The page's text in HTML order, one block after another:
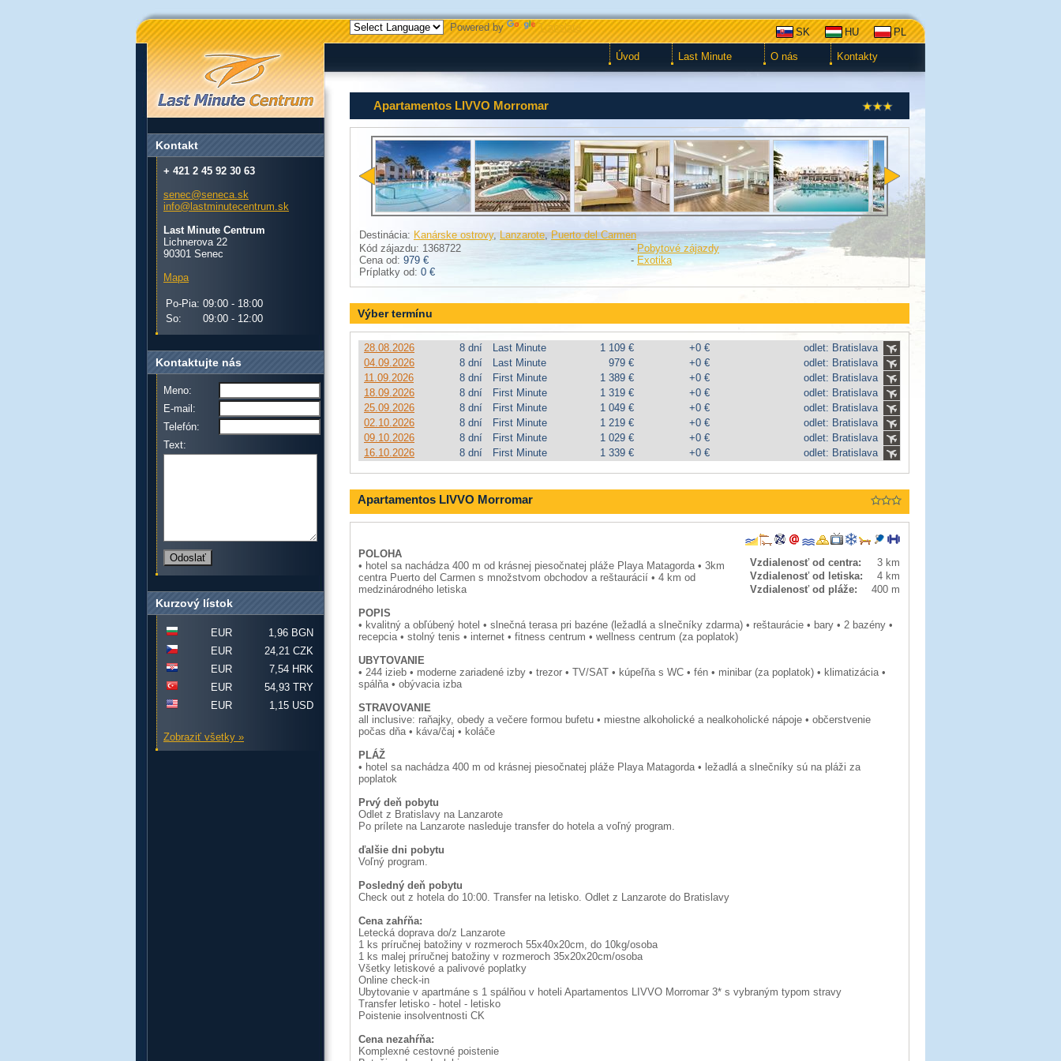
Powered by Translate SK HU PL
Úvod Last Minute O nás Kontakty
Apartamentos LIVVO Morromar
Destinácia: Kanárske ostrovy, Lanzarote,Puerto del Carmen
Kód zájazdu: 1368722
Cena od: 979 €
Príplatky od: 0 €
- Pobytové zájazdy
- Exotika
Výber termínu
28.08.2026 8 dní Last Minute 1 109 € +0 €
odlet: Bratislava
04.09.2026
8 dní Last Minute 979 € +0 €
odlet: Bratislava
11.09.2026
8 dní First Minute 1 389 € +0 €
odlet: Bratislava
18.09.2026
8 dní First Minute 1 319 € +0 €
odlet: Bratislava
25.09.2026
8 dní First Minute 1 049 € +0 €
odlet: Bratislava
02.10.2026
8 dní First Minute 1 219 € +0 €
odlet: Bratislava
09.10.2026
8 dní First Minute 1 029 € +0 €
odlet: Bratislava
16.10.2026
8 dní First Minute 1 339 € +0 € odlet: Bratislava
Apartamentos LIVVO Morromar
Vzdialenosť od centra:
3 km
Vzdialenosť od letiska:
4 km
Vzdialenosť od pláže:
400 m
POLOHA
• hotel sa nachádza 400 m od krásnej piesočnatej pláže Playa Matagorda • 3km
centra Puerto del Carmen s množstvom obchodov a reštaurácií • 4 km od
medzinárodného letiska
POPIS
• kvalitný a obľúbený hotel • slnečná terasa pri bazéne (ležadlá a slnečníky zdarma) • reštaurácie • bary • 2 bazény •
recepcia • stolný tenis • internet • fitness centrum • wellness centrum (za poplatok)
UBYTOVANIE
• 244 izieb • moderne zariadené izby • trezor • TV/SAT • kúpeľňa s WC • fén • minibar (za poplatok) • klimatizácia •
spálňa • obývacia izba
STRAVOVANIE
all inclusive: raňajky, obedy a večere formou bufetu • miestne alkoholické a nealkoholické nápoje • občerstvenie
počas dňa • káva/čaj • koláče
PLÁŽ
• hotel sa nachádza 400 m od krásnej piesočnatej pláže Playa Matagorda • ležadlá a slnečníky sú na pláži za
poplatok
Prvý deň pobytu
Odlet z Bratislavy na Lanzarote
Po prílete na Lanzarote nasleduje transfer do hotela a voľný program.
ďalšie dni pobytu
Voľný program.
Posledný deň pobytu
Check out z hotela do 10:00. Transfer na letisko. Odlet z Lanzarote do Bratislavy
Cena zahŕňa:
Letecká doprava do/z Lanzarote
1 ks príručnej batožiny v rozmeroch 55x40x20cm, do 10kg/osoba
1 ks malej príručnej batožiny v rozmeroch 35x20x20cm/osoba
Všetky letiskové a palivové poplatky
Online check-in
Ubytovanie v apartmáne s 1 spálňou v hoteli Apartamentos LIVVO Morromar 3* s vybraným typom stravy
Transfer letisko - hotel - letisko
Poistenie insolventnosti CK
Cena nezahŕňa:
Komplexné cestovné poistenie
Kontakt
+ 421 2 45 92 30 63
senec@seneca.sk
info@lastminutecentrum.sk
Last Minute Centrum
Lichnerova 22
90301 Senec
Mapa
Po-Pia: 09:00 - 18:00
So:
09:00 - 12:00
Kontaktujte nás
Meno:
E-mail:
Telefón:
Text:
Kurzový lístok
EUR
1,96 BGN
EUR
24,21 CZK
EUR
7,54 HRK
EUR
54,93 TRY
EUR
1,15 USD
Zobraziť všetky »